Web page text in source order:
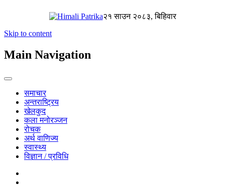
२१ साउन २०८३, बिहिवार
Skip to content
Main Navigation
समाचार
अन्तराष्ट्रिय
खेलकुद
कला मनोरञ्जन
रोचक
अर्थ वाणिज्य
स्वास्थ्य
विज्ञान / प्रविधि